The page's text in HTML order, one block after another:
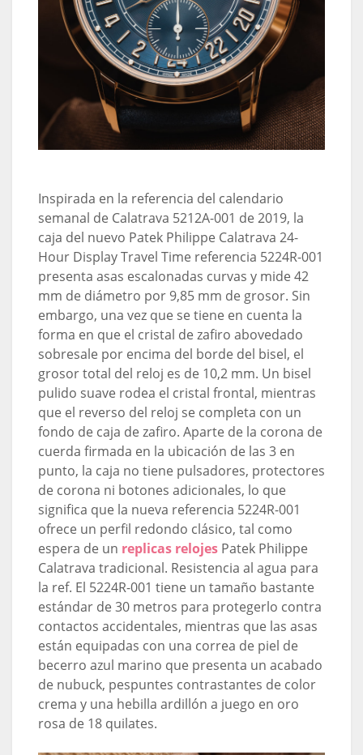
Inspirada en la referencia del calendario
semanal de Calatrava 5212A-001 de 2019, la
caja del nuevo Patek Philippe Calatrava 24-
Hour Display Travel Time referencia 5224R-001
presenta asas escalonadas curvas y mide 42
mm de diámetro por 9,85 mm de grosor. Sin
embargo, una vez que se tiene en cuenta la
forma en que el cristal de zafiro abovedado
sobresale por encima del borde del bisel, el
grosor total del reloj es de 10,2 mm. Un bisel
pulido suave rodea el cristal frontal, mientras
que el reverso del reloj se completa con un
fondo de caja de zafiro. Aparte de la corona de
cuerda firmada en la ubicación de las 3 en
punto, la caja no tiene pulsadores, protectores
de corona ni botones adicionales, lo que
significa que la nueva referencia 5224R-001
ofrece un perfil redondo clásico, tal como
espera de un replicas relojesPatek Philippe
Calatrava tradicional. Resistencia al agua para
la ref. El 5224R-001 tiene un tamaño bastante
estándar de 30 metros para protegerlo contra
contactos accidentales, mientras que las asas
están equipadas con una correa de piel de
becerro azul marino que presenta un acabado
de nubuck, pespuntes contrastantes de color
crema y una hebilla ardillón a juego en oro
rosa de 18 quilates.